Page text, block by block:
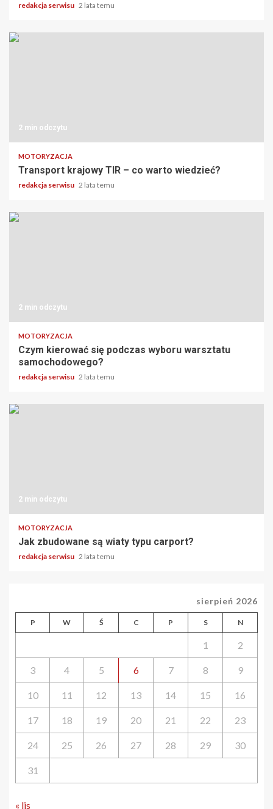
redakcja serwisu 2 lata temu
2 min odczytu
MOTORYZACJA
Transport krajowy TIR – co warto wiedzieć?
redakcja serwisu 2 lata temu
2 min odczytu
MOTORYZACJA
Czym kierować się podczas wyboru warsztatu
samochodowego?
redakcja serwisu 2 lata temu
2 min odczytu
MOTORYZACJA
Jak zbudowane są wiaty typu carport?
redakcja serwisu 2 lata temu
sierpień 2026
P W Ś C P S N
1 2
3 4 5 6 7 8 9
10 11 12 13 14 15 16
17 18 19 20 21 22 23
24 25 26 27 28 29 30
31
« lis